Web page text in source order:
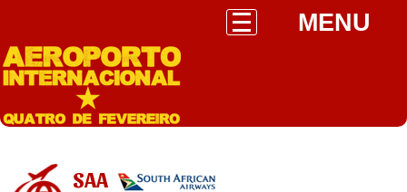
MENU
SAA